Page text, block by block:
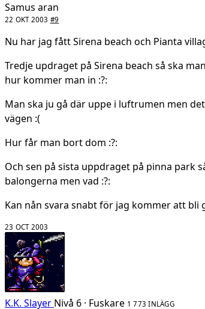
Samus aran
22 OKT 2003 #9
Nu har jag fått Sirena beach och Pianta
Tredje updraget på Sirena beach så ska
hur kommer man in :?:
Man ska ju gå där uppe i luftrumen men
vägen :(
Hur får man bort dom :?:
Och sen på sista uppdraget på pinna park
balongerna men vad :?:
Kan nån svara snabt för jag kommer att bli
23 OCT 2003
K.K. Slayer Nivå 6 · Fuskare 1 773 INLÄGG